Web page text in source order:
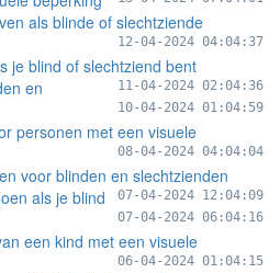
als blinde of slechtziende
12-04-2024 04:04:37
je blind of slechtziend bent
11-04-2024 02:04:36
en
10-04-2024 01:04:59
personen met een visuele
08-04-2024 04:04:04
voor blinden en slechtzienden
07-04-2024 12:04:09
als je blind
07-04-2024 06:04:16
een kind met een visuele
06-04-2024 01:04:15